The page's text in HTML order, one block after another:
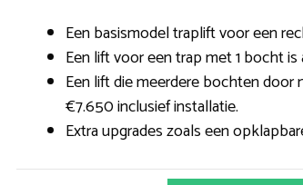
Een basismodel traplift voor een
Een lift voor een trap met 1 bocht
Een lift die meerdere bochten door
€7.650 inclusief installatie.
Extra upgrades zoals een